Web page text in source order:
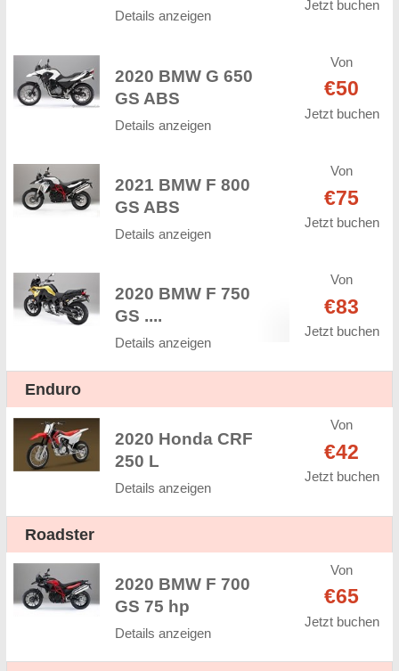
Details anzeigen
Jetzt buchen
2020 BMW G 650
GS ABS
Details anzeigen
Von
€50
Jetzt buchen
2021 BMW F 800
GS ABS
Details anzeigen
Von
€75
Jetzt buchen
2020 BMW F 750
GS ....
Details anzeigen
Von
€83
Jetzt buchen
Enduro
2020 Honda CRF
250 L
Details anzeigen
Von
€42
Jetzt buchen
Roadster
2020 BMW F 700
GS 75 hp
Details anzeigen
Von
€65
Jetzt buchen